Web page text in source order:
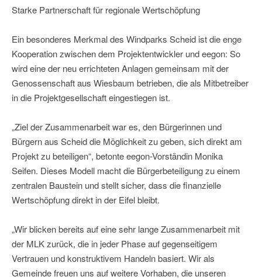
Starke Partnerschaft für regionale Wertschöpfung
Ein besonderes Merkmal des Windparks Scheid ist die enge
Kooperation zwischen dem Projektentwickler und eegon: So
wird eine der neu errichteten Anlagen gemeinsam mit der
Genossenschaft aus Wiesbaum betrieben, die als Mitbetreiber
in die Projektgesellschaft eingestiegen ist.
„Ziel der Zusammenarbeit war es, den Bürgerinnen und
Bürgern aus Scheid die Möglichkeit zu geben, sich direkt am
Projekt zu beteiligen“, betonte eegon-Vorständin Monika
Seifen. Dieses Modell macht die Bürgerbeteiligung zu einem
zentralen Baustein und stellt sicher, dass die finanzielle
Wertschöpfung direkt in der Eifel bleibt.
„Wir blicken bereits auf eine sehr lange Zusammenarbeit mit
der MLK zurück, die in jeder Phase auf gegenseitigem
Vertrauen und konstruktivem Handeln basiert. Wir als
Gemeinde freuen uns auf weitere Vorhaben, die unseren